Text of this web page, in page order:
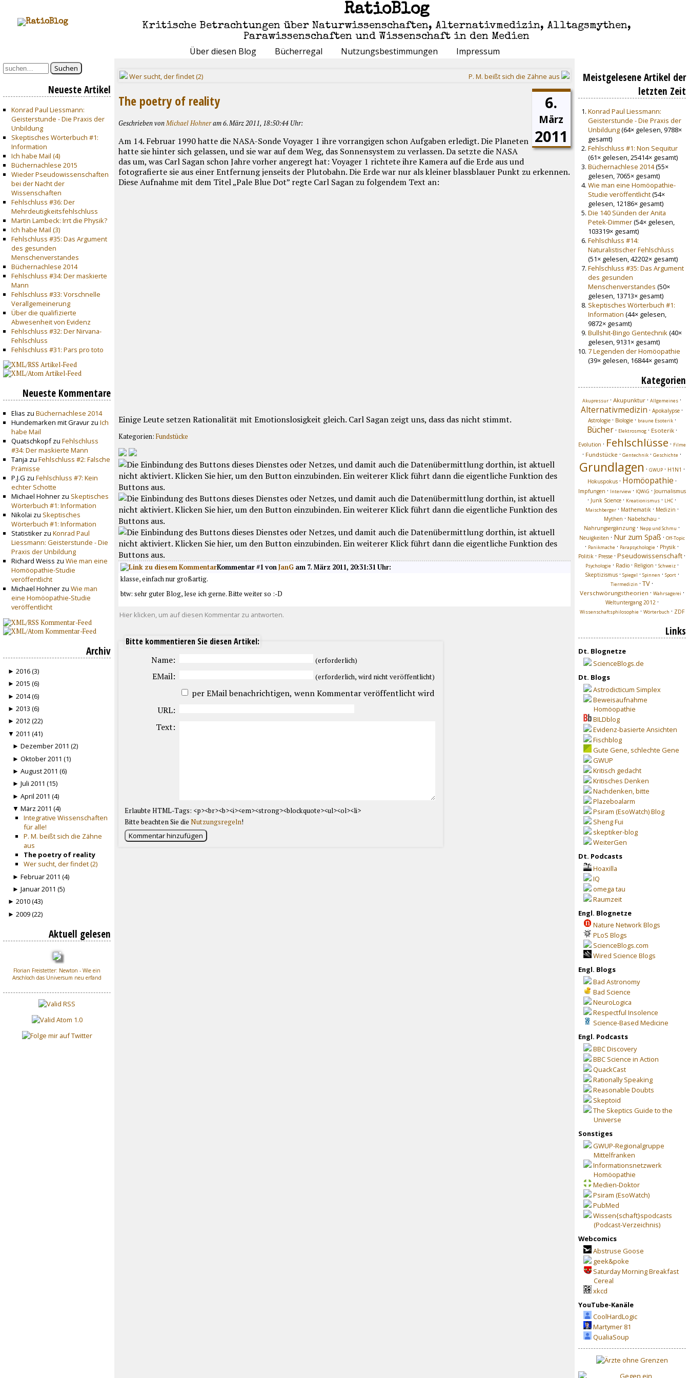
RatioBlog
Kritische Betrachtungen über Naturwissenschaften, Alternativmedizin, Alltagsmythen,
Parawissenschaften und Wissenschaft in den Medien
Über diesen Blog Bücherregal Nutzungsbestimmungen Impressum
Suchen
Neueste Artikel
Konrad Paul Liessmann:
Geisterstunde - Die Praxis der
Unbildung
Skeptisches Wörterbuch #1:
Information
Ich habe Mail (4)
Büchernachlese 2015
Wieder Pseudowissenschaften
bei der Nacht der
Wissenschaften
Fehlschluss #36: Der
Mehrdeutigkeitsfehlschluss
Martin Lambeck: Irrt die Physik?
Ich habe Mail (3)
Fehlschluss #35: Das Argument
des gesunden
Menschenverstandes
Büchernachlese 2014
Fehlschluss #34: Der maskierte
Mann
Fehlschluss #33: Vorschnelle
Verallgemeinerung
Über die qualifizierte
Abwesenheit von Evidenz
Fehlschluss #32: Der Nirvana-
Fehlschluss
Fehlschluss #31: Pars pro toto
Neueste Kommentare
Elias zu Büchernachlese 2014
Hundemarken mit Gravur zu Ich
habe Mail
Quatschkopf zu Fehlschluss
#34: Der maskierte Mann
Tanja zu Fehlschluss #2: Falsche
Prämisse
P.J.G zu Fehlschluss #7: Kein
echter Schotte
Michael Hohner zu Skeptisches
Wörterbuch #1: Information
Nikolai zu Skeptisches
Wörterbuch #1: Information
Statistiker zu Konrad Paul
Liessmann: Geisterstunde - Die
Praxis der Unbildung
Richard Weiss zu Wie man eine
Homöopathie-Studie
veröffentlicht
Michael Hohner zu Wie man
eine Homöopathie-Studie
veröffentlicht
Archiv
► 2016 (3)
► 2015 (6)
► 2014 (6)
► 2013 (6)
► 2012 (22)
▼ 2011 (41)
► Dezember 2011 (2)
► Oktober 2011 (1)
► August 2011 (6)
► Juli 2011 (15)
► April 2011 (4)
▼ März 2011 (4)
Integrative Wissenschaften
für alle!
P. M. beißt sich die Zähne
aus
The poetry of reality
Wer sucht, der findet (2)
► Februar 2011 (4)
► Januar 2011 (5)
► 2010 (43)
► 2009 (22)
Aktuell gelesen
Florian Freistetter: Newton - Wie ein
Arschloch das Universum neu erfand
Wer sucht, der findet (2) P. M. beißt sich die Zähne aus
6.
März
2011
The poetry of reality
Geschrieben vonMichael Hohneram 6. März 2011, 18:50:44 Uhr:
Am 14. Februar 1990 hatte die NASA-Sonde Voyager 1 ihre vorrangigen schon Aufgaben erledigt. Die Planeten
hatte sie hinter sich gelassen, und sie war auf dem Weg, das Sonnensystem zu verlassen. Da setzte die NASA
das um, was Carl Sagan schon Jahre vorher angeregt hat: Voyager 1 richtete ihre Kamera auf die Erde aus und
fotografierte sie aus einer Entfernung jenseits der Plutobahn. Die Erde war nur als kleiner blassblauer Punkt zu erkennen.
Diese Aufnahme mit dem Titel „Pale Blue Dot” regte Carl Sagan zu folgendem Text an:
Einige Leute setzen Rationalität mit Emotionslosigkeit gleich. Carl Sagan zeigt uns, dass das nicht stimmt.
Kategorien: Fundstücke
Kommentar #1 vonJanGam 7. März 2011, 20:31:31 Uhr:
klasse, einfach nur großartig.
btw: sehr guter Blog, lese ich gerne. Bitte weiter so :-D
Hier klicken, um auf diesen Kommentar zu antworten.
Bitte kommentieren Sie diesen Artikel:
Name:
(erforderlich)
EMail: (erforderlich, wird nicht veröffentlicht)
per EMail benachrichtigen, wenn Kommentar veröffentlicht wird
URL:
Text:
Erlaubte HTML-Tags: <p><br><b><i><em><strong><blockquote><ul><ol><li>
Bitte beachten Sie die Nutzungsregeln!
Kommentar hinzufügen
Meistgelesene Artikel der
letzten Zeit
Konrad Paul Liessmann:
Geisterstunde - Die Praxis der
Unbildung(64× gelesen, 9788×
gesamt)
Fehlschluss #1: Non Sequitur
(61× gelesen, 25414× gesamt)
Büchernachlese 2014(55×
gelesen, 7065× gesamt)
Wie man eine Homöopathie-
Studie veröffentlicht(54×
gelesen, 12186× gesamt)
Die 140 Sünden der Anita
Petek-Dimmer(54× gelesen,
103319× gesamt)
Fehlschluss #14:
Naturalistischer Fehlschluss
(51× gelesen, 42202× gesamt)
Fehlschluss #35: Das Argument
des gesunden
Menschenverstandes (50×
gelesen, 13713× gesamt)
Skeptisches Wörterbuch #1:
Information (44× gelesen,
9872× gesamt)
Bullshit-Bingo Gentechnik(40×
gelesen, 9131× gesamt)
7 Legenden der Homöopathie
(39× gelesen, 16844× gesamt)
Kategorien
Akupressur ·Akupunktur ·Allgemeines ·
Alternativmedizin ·Apokalypse ·
Astrologie· Biologie· braune Esoterik·
Bücher· Elektrosmog· Esoterik·
Evolution · Fehlschlüsse · Filme
· Fundstücke ·Gentechnik ·Geschichte ·
Grundlagen · GWUP· H1N1 ·
Hokuspokus· Homöopathie ·
Impfungen · Interview· IQWiG · Journalismus
· Junk Science · Kreationismus · LHC ·
Maischberger· Mathematik· Medizin ·
Mythen · Nabelschau ·
Nahrungsergänzung · Nepp und Schmu ·
Neuigkeiten · Nur zum Spaß · Off-Topic
· Panikmache · Parapsychologie · Physik ·
Politik · Presse ·Pseudowissenschaft ·
Psychologie· Radio· Religion · Schweiz·
Skeptizismus· Spiegel · Spinnen · Sport·
Tiermedizin ·TV ·
Verschwörungstheorien · Wahrsagerei ·
Weltuntergang 2012·
Wissenschaftsphilosophie· Wörterbuch · ZDF
Links
Dt. Blognetze
ScienceBlogs.de
Dt. Blogs
Astrodicticum Simplex
Beweisaufnahme
Homöopathie
BILDblog
Evidenz-basierte Ansichten
Fischblog
Gute Gene, schlechte Gene
GWUP
Kritisch gedacht
Kritisches Denken
Nachdenken, bitte
Plazeboalarm
Psiram (EsoWatch) Blog
Sheng Fui
skeptiker-blog
WeiterGen
Dt. Podcasts
Hoaxilla
IQ
omega tau
Raumzeit
Engl. Blognetze
Nature Network Blogs
PLoS Blogs
ScienceBlogs.com
Wired Science Blogs
Engl. Blogs
Bad Astronomy
Bad Science
NeuroLogica
Respectful Insolence
Science-Based Medicine
Engl. Podcasts
BBC Discovery
BBC Science in Action
QuackCast
Rationally Speaking
Reasonable Doubts
Skeptoid
The Skeptics Guide to the
Universe
Sonstiges
GWUP-Regionalgruppe
Mittelfranken
Informationsnetzwerk
Homöopathie
Medien-Doktor
Psiram (EsoWatch)
PubMed
Wissen{schaft}spodcasts
(Podcast-Verzeichnis)
Webcomics
Abstruse Goose
geek&poke
Saturday Morning Breakfast
Cereal
xkcd
YouTube-Kanäle
CoolHardLogic
Martymer 81
QualiaSoup